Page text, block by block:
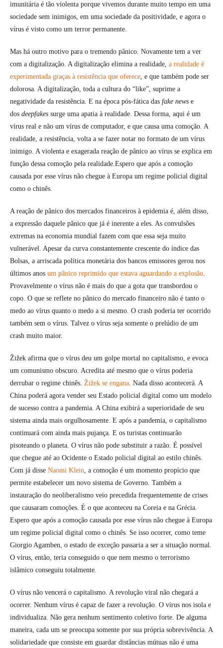
imunitária é tão violenta porque vivemos durante muito tempo em uma
sociedade sem inimigos, em uma sociedade da positividade, e agora o
vírus é visto como um terror permanente.
Mas há outro motivo para o tremendo pânico. Novamente tem a ver
com a digitalização. A digitalização elimina a realidade, a realidade é
experimentada graças à resistência que oferece, e que também pode ser
dolorosa. A digitalização, toda a cultura do “like”, suprime a
negatividade da resistência. E na época pós-fática das fake news e
dos deepfakes surge uma apatia à realidade. Dessa forma, aqui é um
vírus real e não um vírus de computador, e que causa uma comoção. A
realidade, a resistência, volta a se fazer notar no formato de um vírus
inimigo. A violenta e exagerada reação de pânico ao vírus se explica em
função dessa comoção pela realidade.Espero que após a comoção
causada por esse vírus não chegue à Europa um regime policial digital
como o chinês.
A reação de pânico dos mercados financeiros à epidemia é, além disso,
a expressão daquele pânico que já é inerente a eles. As convulsões
extremas na economia mundial fazem com que essa seja muito
vulnerável. Apesar da curva constantemente crescente do índice das
Bolsas, a arriscada política monetária dos bancos emissores gerou nos
últimos anos um pânico reprimido que estava aguardando a explosão.
Provavelmente o vírus não é mais do que a gota que transbordou o
copo. O que se reflete no pânico do mercado financeiro não é tanto o
medo ao vírus quanto o medo a si mesmo. O crash poderia ter ocorrido
também sem o vírus. Talvez o vírus seja somente o prelúdio de um
crash muito maior.
Žižek afirma que o vírus deu um golpe mortal no capitalismo, e evoca
um comunismo obscuro. Acredita até mesmo que o vírus poderia
derrubar o regime chinês. Žižek se engana. Nada disso acontecerá. A
China poderá agora vender seu Estado policial digital como um modelo
de sucesso contra a pandemia. A China exibirá a superioridade de seu
sistema ainda mais orgulhosamente. E após a pandemia, o capitalismo
continuará com ainda mais pujança. E os turistas continuarão
pisoteando o planeta. O vírus não pode substituir a razão. É possível
que chegue até ao Ocidente o Estado policial digital ao estilo chinês.
Com já disse Naomi Klein, a comoção é um momento propício que
permite estabelecer um novo sistema de Governo. Também a
instauração do neoliberalismo veio precedida frequentemente de crises
que causaram comoções. É o que aconteceu na Coreia e na Grécia.
Espero que após a comoção causada por esse vírus não chegue à Europa
um regime policial digital como o chinês. Se isso ocorrer, como teme
Giorgio Agamben, o estado de exceção passaria a ser a situação normal.
O vírus, então, teria conseguido o que nem mesmo o terrorismo
islâmico conseguiu totalmente.
O vírus não vencerá o capitalismo. A revolução viral não chegará a
ocorrer. Nenhum vírus é capaz de fazer a revolução. O vírus nos isola e
individualiza. Não gera nenhum sentimento coletivo forte. De alguma
maneira, cada um se preocupa somente por sua própria sobrevivência. A
solidariedade que consiste em guardar distâncias mútuas não é uma